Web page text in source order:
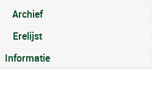
Archief
Erelijst
Informatie